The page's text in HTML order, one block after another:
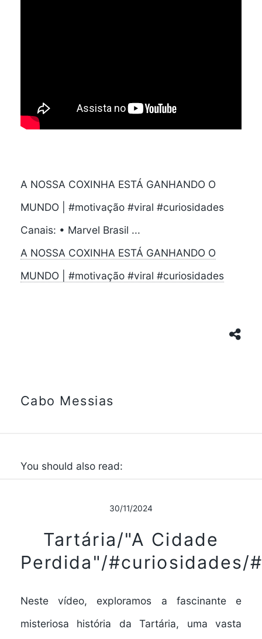
A NOSSA COXINHA ESTÁ GANHANDO O
MUNDO | #motivação #viral #curiosidades
Canais: • Marvel Brasil ...
A NOSSA COXINHA ESTÁ GANHANDO O
MUNDO | #motivação #viral #curiosidades
Cabo Messias
You should also read:
30/11/2024
Tartária/"A Cidade
Perdida"/#curiosidades/
Neste vídeo, exploramos a fascinante e
misteriosa história da Tartária, uma vasta